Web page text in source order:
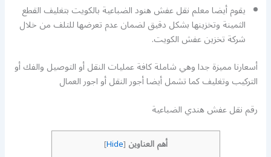
يقوم أيضا معلم نقل عفش هنود الضباعية بالكويت بتغليف القطع
الثمينة وتخزينها بشكل دقيق لضمان عدم تعرضها للتلف من خلال
شركة تخزين عفش الكويت.
أسعارنا مميزة جدا وهي شاملة كافة عمليات النقل أو التوصيل والفك أو
التركيب وتغليف كما تشمل أيضا أجور النقل أو اجور العمال
رقم نقل عفش هندي الضباعية
أهم العناوين [
Hide
]